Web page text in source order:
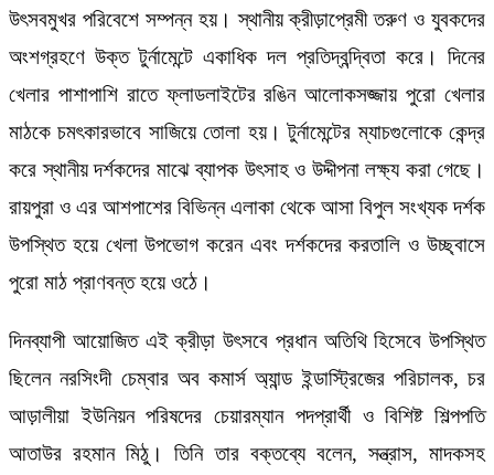
উৎসবমুখর পরিবেশে সম্পন্ন হয়। স্থানীয় ক্রীড়াপ্রেমী তরুণ ও যুবকদের
অংশগ্রহণে উক্ত টুর্নামেন্টে একাধিক দল প্রতিদ্বন্দ্বিতা করে। দিনের
খেলার পাশাপাশি রাতে ফ্লাডলাইটের রঙিন আলোকসজ্জায় পুরো খেলার
মাঠকে চমৎকারভাবে সাজিয়ে তোলা হয়। টুর্নামেন্টের ম্যাচগুলোকে কেন্দ্র
করে স্থানীয় দর্শকদের মাঝে ব্যাপক উৎসাহ ও উদ্দীপনা লক্ষ্য করা গেছে।
রায়পুরা ও এর আশপাশের বিভিন্ন এলাকা থেকে আসা বিপুল সংখ্যক দর্শক
উপস্থিত হয়ে খেলা উপভোগ করেন এবং দর্শকদের করতালি ও উচ্ছ্বাসে
পুরো মাঠ প্রাণবন্ত হয়ে ওঠে।
দিনব্যাপী আয়োজিত এই ক্রীড়া উৎসবে প্রধান অতিথি হিসেবে উপস্থিত
ছিলেন নরসিংদী চেম্বার অব কমার্স অ্যান্ড ইন্ডাস্ট্রিজের পরিচালক, চর
আড়ালীয়া ইউনিয়ন পরিষদের চেয়ারম্যান পদপ্রার্থী ও বিশিষ্ট শিল্পপতি
আতাউর রহমান মিঠু। তিনি তার বক্তব্যে বলেন, সন্ত্রাস, মাদকসহ